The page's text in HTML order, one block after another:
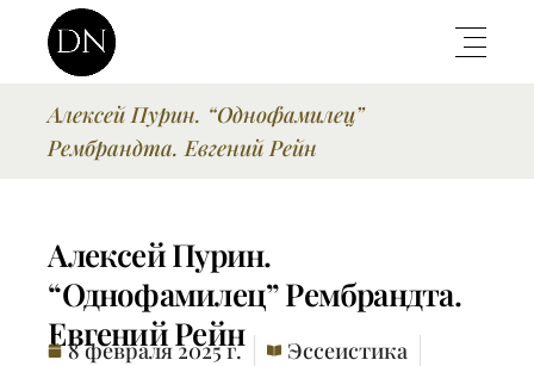
Алексей Пурин. “Однофамилец”
Рембрандта. Евгений Рейн
Алексей Пурин.
“Однофамилец” Рембрандта.
Евгений Рейн
8 февраля 2025 г.
Эссеистика